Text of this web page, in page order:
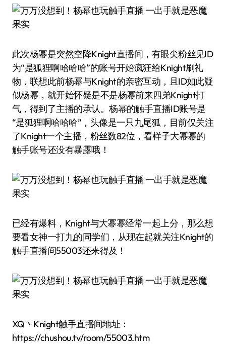
此次杨幂是突然空降Knight直播间，有眼尖粉丝见ID
为“是狐狸啊哈哈哈”的账号开始疯狂给Knight刷礼
物，联想此前杨幂与Knight的亲密互动，且ID如此疑
似杨幂，就开始怀疑是不是杨幂前来四弟Knight打
气，得到了主播的承认。杨幂的触手直播ID账号是
“是狐狸啊哈哈哈”，头像是一只九尾狐，目前仅关注
了Knight一个主播，粉丝数82位，看样子大幂幂的
触手账号还没有暴露哦！
已经有爆料，Knight与大幂幂经常一起上分，那么想
要看女神一打九的同学们，从现在起就关注Knight的
触手直播间55003还来得及！
XQ丶Knight触手直播间地址：
https://chushou.tv/room/55003.htm